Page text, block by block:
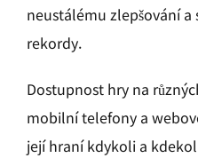
neustálému zlepšování
rekordy.
Dostupnost hry na
mobilní telefony a
její hraní kdykoli a